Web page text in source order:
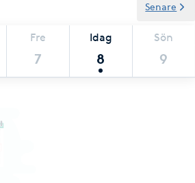
Fre
7
Idag
8
Sön
9
Senare